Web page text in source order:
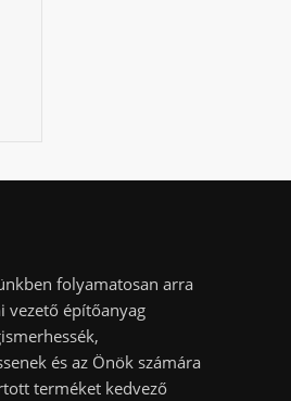
folyamatosan arra
vezető építőanyag
és az Önök számára
terméket kedvező